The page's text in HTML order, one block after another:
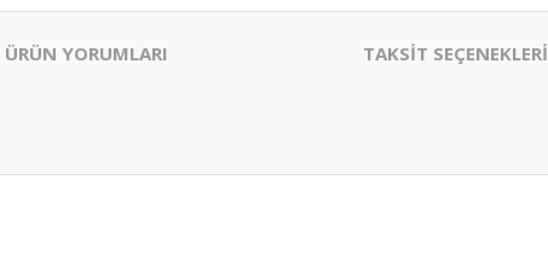
ÜRÜN YORUMLARI TAKSİT SEÇENEKLERİ